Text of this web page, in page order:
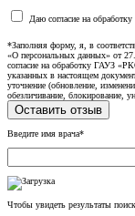
Даю согласие на
*Заполняя форму, я, в
«О персональных данных» от
согласие на обработку ГАУЗ
указанных в настоящем
уточнение (обновление,
обезличивание, блокирование,
Введите имя врача*
Чтобы увидеть результаты